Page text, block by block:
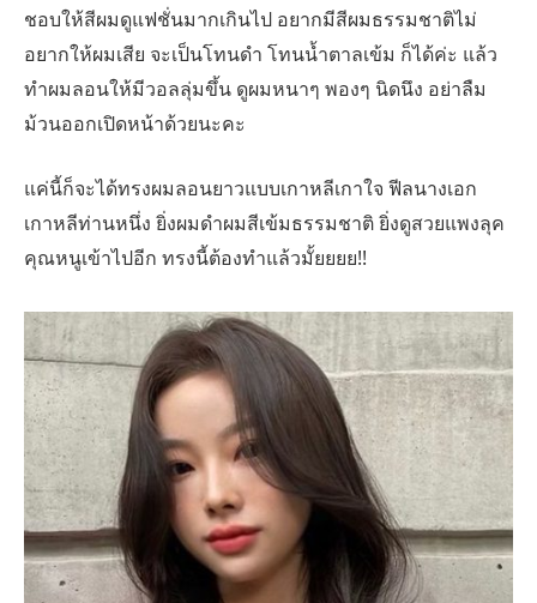
ชอบให้สีผมดูแฟชั่นมากเกินไป อยากมีสีผมธรรมชาติไม่
อยากให้ผมเสีย จะเป็นโทนดำ โทนน้ำตาลเข้ม ก็ได้ค่ะ แล้ว
ทำผมลอนให้มีวอลลุ่มขึ้น ดูผมหนาๆ พองๆ นิดนึง อย่าลืม
ม้วนออกเปิดหน้าด้วยนะคะ
แค่นี้ก็จะได้ทรงผมลอนยาวแบบเกาหลีเกาใจ ฟีลนางเอก
เกาหลีท่านหนึ่ง ยิ่งผมดำผมสีเข้มธรรมชาติ ยิ่งดูสวยแพงลุค
คุณหนูเข้าไปอีก ทรงนี้ต้องทำแล้วมั้ยยยย!!